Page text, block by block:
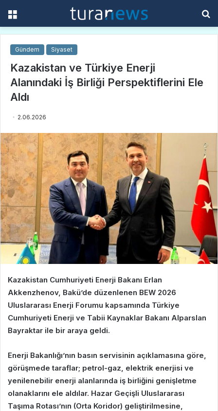
Gündem Siyaset
Kazakistan ve Türkiye Enerji
Alanındaki İş Birliği Perspektiflerini Ele
Aldı
2.06.2026
Kazakistan Cumhuriyeti Enerji Bakanı Erlan
Akkenzhenov, Bakü’de düzenlenen BEW 2026
Uluslararası Enerji Forumu kapsamında Türkiye
Cumhuriyeti Enerji ve Tabii Kaynaklar Bakanı Alparslan
Bayraktar ile bir araya geldi.
Enerji Bakanlığı’nın basın servisinin açıklamasına göre,
görüşmede taraflar; petrol-gaz, elektrik enerjisi ve
yenilenebilir enerji alanlarında iş birliğini genişletme
olanaklarını ele aldılar. Hazar Geçişli Uluslararası
Taşıma Rotası’nın (Orta Koridor) geliştirilmesine,